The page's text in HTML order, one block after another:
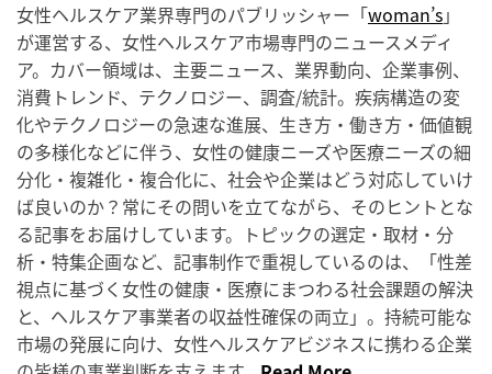
女性ヘルスケア業界専門のパブリッシャー「woman’s」
が運営する、女性ヘルスケア市場専門のニュースメディ
ア。カバー領域は、主要ニュース、業界動向、企業事例、
消費トレンド、テクノロジー、調査/統計。疾病構造の変
化やテクノロジーの急速な進展、生き方・働き方・価値観
の多様化などに伴う、女性の健康ニーズや医療ニーズの細
分化・複雑化・複合化に、社会や企業はどう対応していけ
ば良いのか？常にその問いを立てながら、そのヒントとな
る記事をお届けしています。トピックの選定・取材・分
析・特集企画など、記事制作で重視しているのは、「性差
視点に基づく女性の健康・医療にまつわる社会課題の解決
と、ヘルスケア事業者の収益性確保の両立」。持続可能な
市場の発展に向け、女性ヘルスケアビジネスに携わる企業